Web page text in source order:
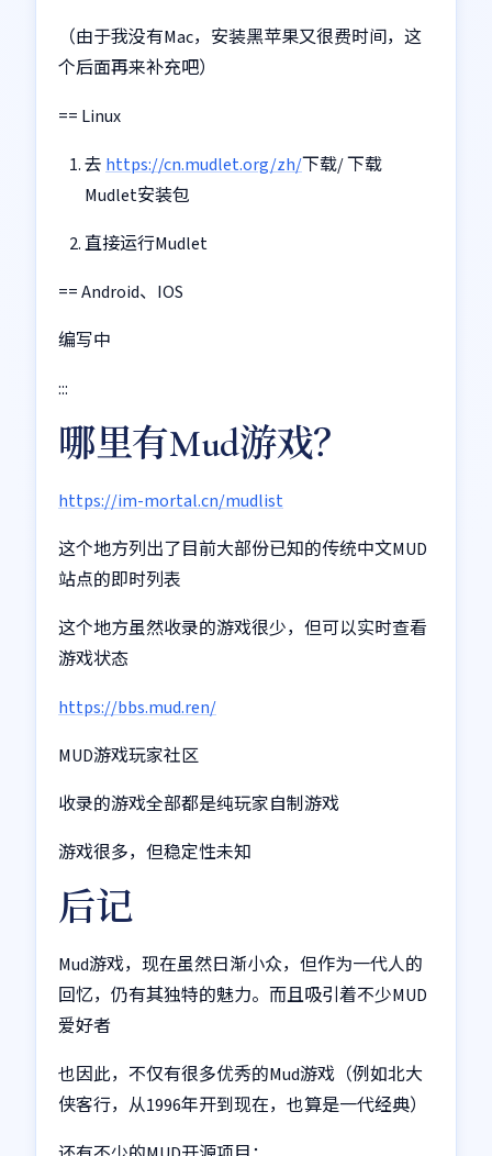
（由于我没有Mac，安装黑苹果又很费时间，这
个后面再来补充吧）
== Linux
去 https://cn.mudlet.org/zh/下载/ 下载
Mudlet安装包
直接运行Mudlet
== Android、IOS
编写中
:::
哪里有Mud游戏？
https://im-mortal.cn/mudlist
这个地方列出了目前大部份已知的传统中文MUD
站点的即时列表
这个地方虽然收录的游戏很少，但可以实时查看
游戏状态
https://bbs.mud.ren/
MUD游戏玩家社区
收录的游戏全部都是纯玩家自制游戏
游戏很多，但稳定性未知
后记
Mud游戏，现在虽然日渐小众，但作为一代人的
回忆，仍有其独特的魅力。而且吸引着不少MUD
爱好者
也因此，不仅有很多优秀的Mud游戏（例如北大
侠客行，从1996年开到现在，也算是一代经典）